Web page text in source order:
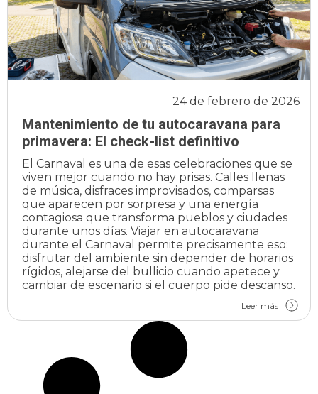
Mantenimiento de tu autocaravana para
primavera: El check-list definitivo
24 de febrero de 2026
El Carnaval es una de esas celebraciones que se
viven mejor cuando no hay prisas. Calles llenas
de música, disfraces improvisados, comparsas
que aparecen por sorpresa y una energía
contagiosa que transforma pueblos y ciudades
durante unos días. Viajar en autocaravana
durante el Carnaval permite precisamente eso:
disfrutar del ambiente sin depender de horarios
rígidos, alejarse del bullicio cuando apetece y
cambiar de escenario si el cuerpo pide descanso.
Leer más